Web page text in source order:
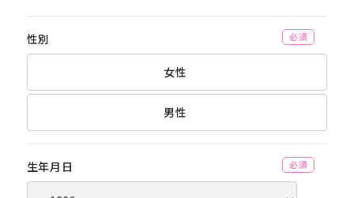
性別 (必須)
女性
男性
生年月日 (必須)